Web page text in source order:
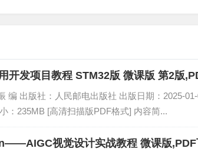
开发项目教程 STM32版 微课版 第2版
编 出版社：人民邮电出版社 出版日期：2025-
：235MB [高清扫描版PDF格式] 内容简...
视觉设计实战教程 微课版,PDF